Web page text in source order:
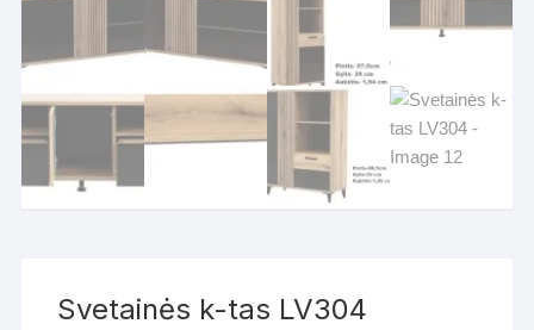
Svetainės k-tas LV304